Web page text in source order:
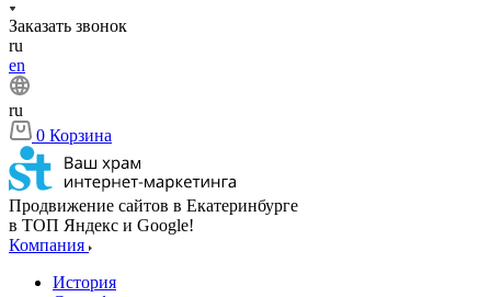
Заказать звонок
ru
en
ru
0 Корзина
Продвижение сайтов в Екатеринбурге
в ТОП Яндекс и Google!
Компания
История